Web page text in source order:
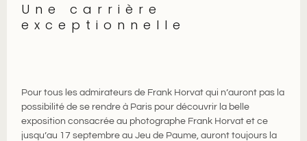
Une carrière
exceptionnelle
Pour tous les admirateurs de Frank Horvat qui n’auront pas la
possibilité de se rendre à Paris pour découvrir la belle
exposition consacrée au photographe Frank Horvat et ce
jusqu’au 17 septembre au Jeu de Paume, auront toujours la